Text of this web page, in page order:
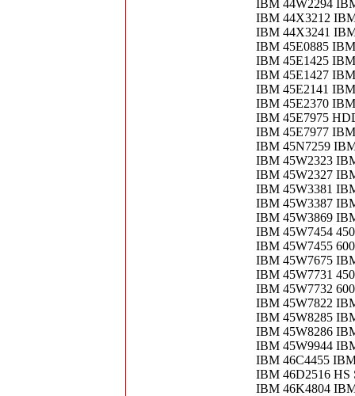
IBM 44W2294
IBM 44X3212
IBM 44X3241
IBM 45E0885
IBM 45E1425
IBM 45E1427
IBM 45E2141
IBM 45E2370
IBM 45E7975
IBM 45E7977
IBM 45N7259
IBM 45W2323
IBM 45W2327
IBM 45W3381
IBM 45W3387
IBM 45W3869
IBM 45W7454
IBM 45W7455
IBM 45W7675
IBM 45W7731
IBM 45W7732
IBM 45W7822
IBM 45W8285
IBM 45W8286
IBM 45W9944
IBM 46C4455
IBM 46D2516 HS
IBM 46K4804